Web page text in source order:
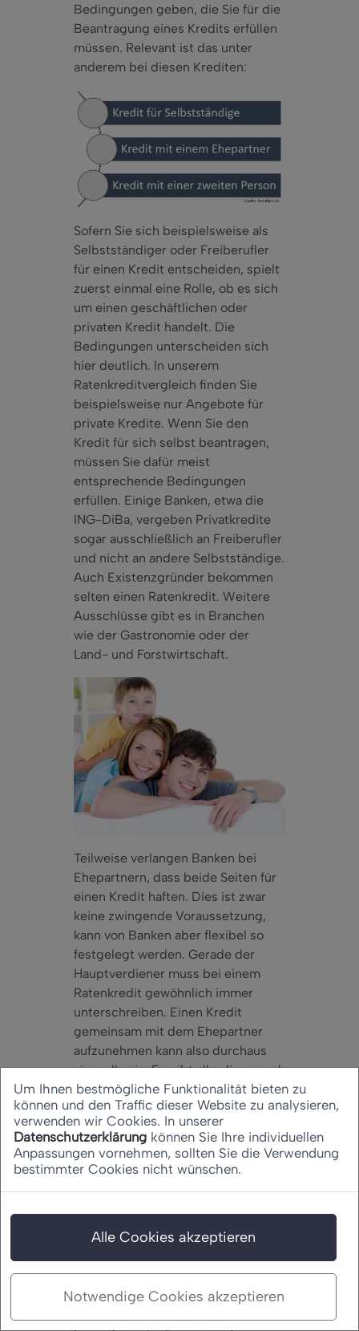
Bedingungen geben, die Sie für die
Beantragung eines Kredits erfüllen
müssen. Relevant ist das unter
anderem bei diesen Krediten:
Sofern Sie sich beispielsweise als
Selbstständiger oder Freiberufler
für einen Kredit entscheiden, spielt
zuerst einmal eine Rolle, ob es sich
um einen geschäftlichen oder
privaten Kredit handelt. Die
Bedingungen unterscheiden sich
hier deutlich. In unserem
Ratenkreditvergleich finden Sie
beispielsweise nur Angebote für
private Kredite. Wenn Sie den
Kredit für sich selbst beantragen,
müssen Sie dafür meist
entsprechende Bedingungen
erfüllen. Einige Banken, etwa die
ING-DiBa, vergeben Privatkredite
sogar ausschließlich an Freiberufler
und nicht an andere Selbstständige.
Auch Existenzgründer bekommen
selten einen Ratenkredit. Weitere
Ausschlüsse gibt es in Branchen
wie der Gastronomie oder der
Land- und Forstwirtschaft.
Teilweise verlangen Banken bei
Ehepartnern, dass beide Seiten für
einen Kredit haften. Dies ist zwar
keine zwingende Voraussetzung,
kann von Banken aber flexibel so
festgelegt werden. Gerade der
Hauptverdiener muss bei einem
Ratenkredit gewöhnlich immer
unterschreiben. Einen Kredit
gemeinsam mit dem Ehepartner
aufzunehmen kann also durchaus
sinnvoll sein. Es gibt allerdings auch
Gründe, die dagegensprechen.
Sofern Sie Ihre Haftung insgesamt
begrenzen wollen, sollten Sie eher
auf einen Ratenkredit setzen, bei
dem Sie nicht gemeinsam mit Ihrem
Sofern Sie den Kredit gemeinsam
mit einer anderen Person
vorausgesetzt, dass Sie an
derselben Adresse wohnen. Sie
Um Ihnen bestmögliche Funktionalität bieten zu
können und den Traffic dieser Website zu analysieren,
verwenden wir Cookies. In unserer
Datenschutzerklärung können Sie Ihre individuellen
Anpassungen vornehmen, sollten Sie die Verwendung
bestimmter Cookies nicht wünschen.
Alle Cookies akzeptieren
Notwendige Cookies akzeptieren